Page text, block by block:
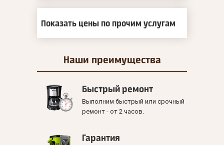
Показать цены по прочим услугам
Наши преимущества
Быстрый ремонт
Выполним быстрый или срочный
ремонт - от 2 часов.
Гарантия